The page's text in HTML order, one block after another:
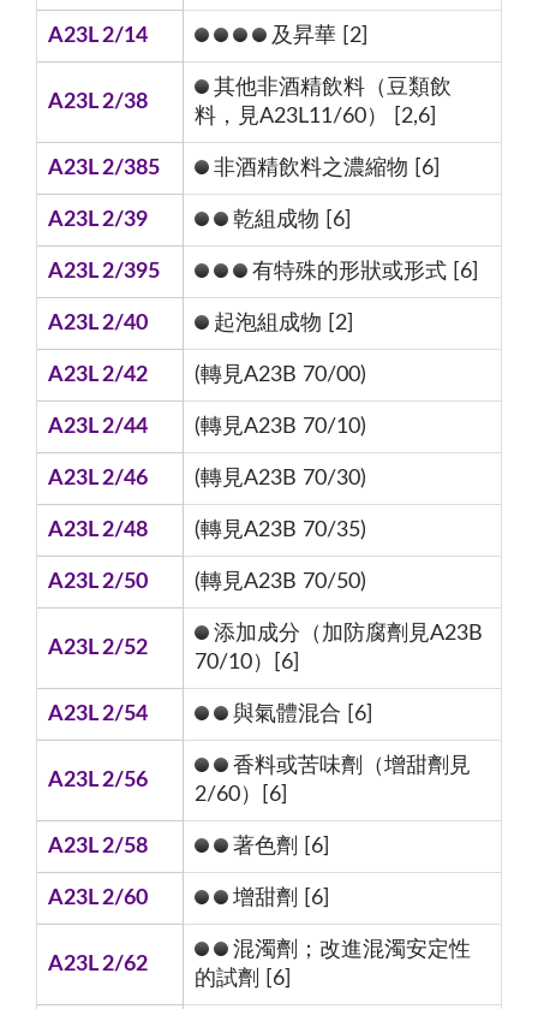
A23L 2/14 及昇華 [2]
A23L 2/38
其他非酒精飲料（豆類飲
料，見A23L11/60） [2,6]
A23L 2/385 非酒精飲料之濃縮物 [6]
A23L 2/39 乾組成物 [6]
A23L 2/395 有特殊的形狀或形式 [6]
A23L 2/40 起泡組成物 [2]
A23L 2/42 (轉見A23B 70/00)
A23L 2/44 (轉見A23B 70/10)
A23L 2/46 (轉見A23B 70/30)
A23L 2/48 (轉見A23B 70/35)
A23L 2/50 (轉見A23B 70/50)
A23L 2/52
添加成分（加防腐劑見A23B
70/10）[6]
A23L 2/54 與氣體混合 [6]
A23L 2/56
香料或苦味劑（增甜劑見
2/60）[6]
A23L 2/58 著色劑 [6]
A23L 2/60 增甜劑 [6]
A23L 2/62
混濁劑；改進混濁安定性
的試劑 [6]